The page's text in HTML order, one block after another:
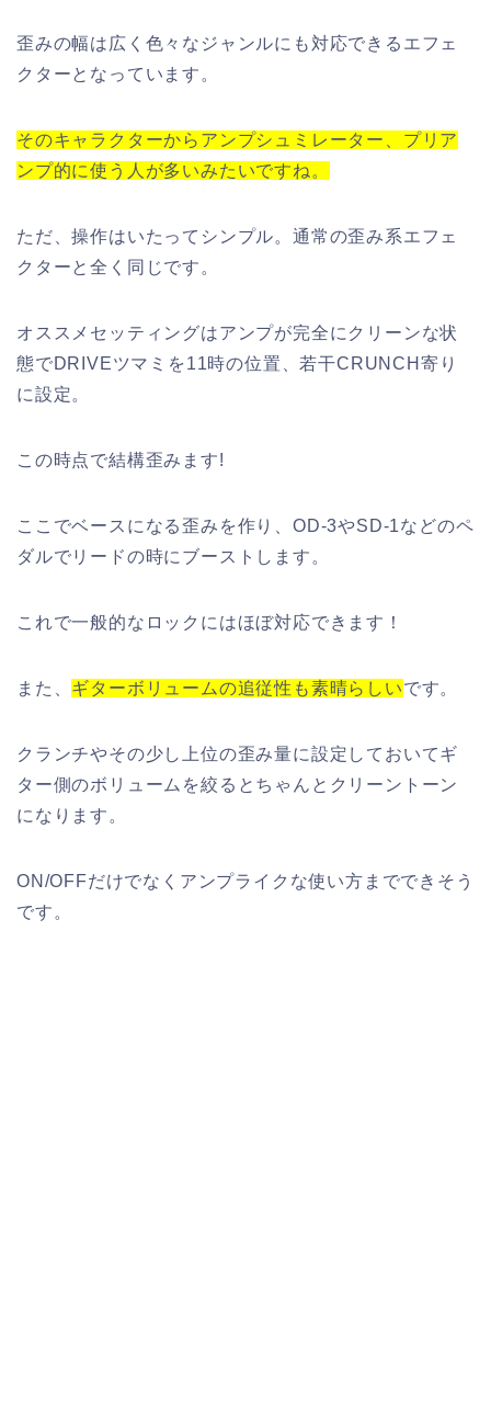
歪みの幅は広く色々なジャンルにも対応できるエフェ
クターとなっています。
そのキャラクターからアンプシュミレーター、プリア
ンプ的に使う人が多いみたいですね。
ただ、操作はいたってシンプル。通常の歪み系エフェ
クターと全く同じです。
オススメセッティングはアンプが完全にクリーンな状
態でDRIVEツマミを11時の位置、若干CRUNCH寄り
に設定。
この時点で結構歪みます!
ここでベースになる歪みを作り、OD-3やSD-1などのペ
ダルでリードの時にブーストします。
これで一般的なロックにはほぼ対応できます！
また、 ギターボリュームの追従性も素晴らしいです。
クランチやその少し上位の歪み量に設定しておいてギ
ター側のボリュームを絞るとちゃんとクリーントーン
になります。
ON/OFFだけでなくアンプライクな使い方までできそう
です。